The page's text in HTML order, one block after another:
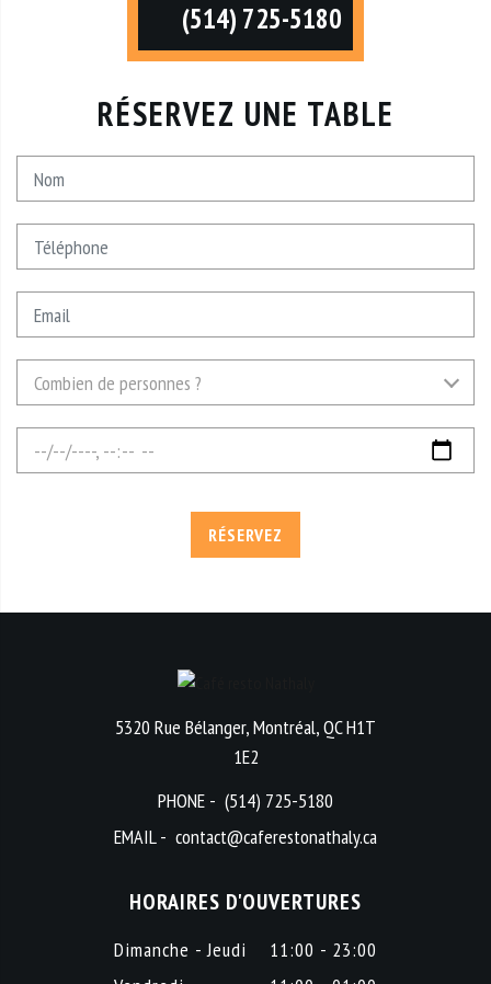
(514) 725-5180
RÉSERVEZ UNE TABLE
Combien
de
personnes
Combien de personnes ?
RÉSERVEZ
5320 Rue Bélanger, Montréal, QC H1T
1E2
PHONE - (514) 725-5180
EMAIL - contact@caferestonathaly.ca
HORAIRES D'OUVERTURES
Dimanche - Jeudi
11:00 - 23:00